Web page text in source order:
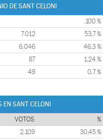
DE SANT CELONI
100 %
7.012 53,7 %
6.046 46,3 %
87 1,24 %
49 0,7 %
SANT CELONI
VOTOS %
2.109 30,45 %